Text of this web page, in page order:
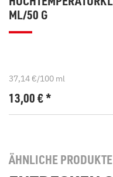
ML/50 G
37,14 €/100 ml
13,00€*
ÄHNLICHE PRODUKTE